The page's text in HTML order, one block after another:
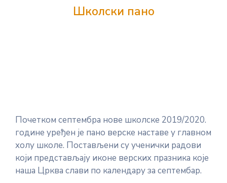
Школски пано
Почетком септембра нове школске 2019/2020.
године уређен је пано верске наставе у главном
холу школе. Постављени су ученички радови
који представљају иконе верских празника које
наша Црква слави по календару за септембар.